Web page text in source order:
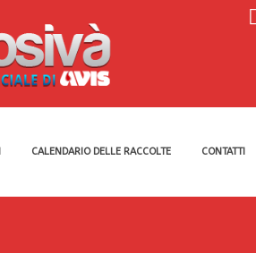
CALENDARIO DELLE RACCOLTE CONTATTI